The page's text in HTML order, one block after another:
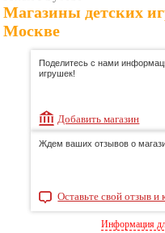
Магазины детских
Москве
Поделитесь с нами
игрушек!
Добавить магазин
Ждем ваших отзывов о
Оставьте свой отзыв и
Информация